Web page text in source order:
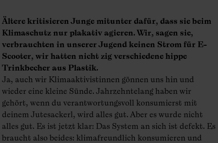
Ältere kritisieren Junge mitunter dafür, dass sie beim
Klimaschutz nur plakativ agieren. Wir, sagen sie,
verbrauchten in unserer Jugend keinen Strom für E-
Scooter, wir hatten nicht zig verschiedene hippe
Trinkbecher aus Plastik.
Ja, auch wir Klimaaktivistinnen gönnen uns hin und
wieder eine kleine Sünde. Jahrzehntelang haben wir
gehört, wenn du verantwortungsvoll konsumierst mit
deinem Jutesackerl, wird alles gut. Aber es wurde nicht
alles gut. Es ist jetzt klar: Das System an sich ist defekt. Es
braucht also beides: klimafreundlich konsumieren und